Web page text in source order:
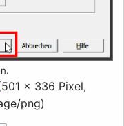
× 336 Pixel,
png)